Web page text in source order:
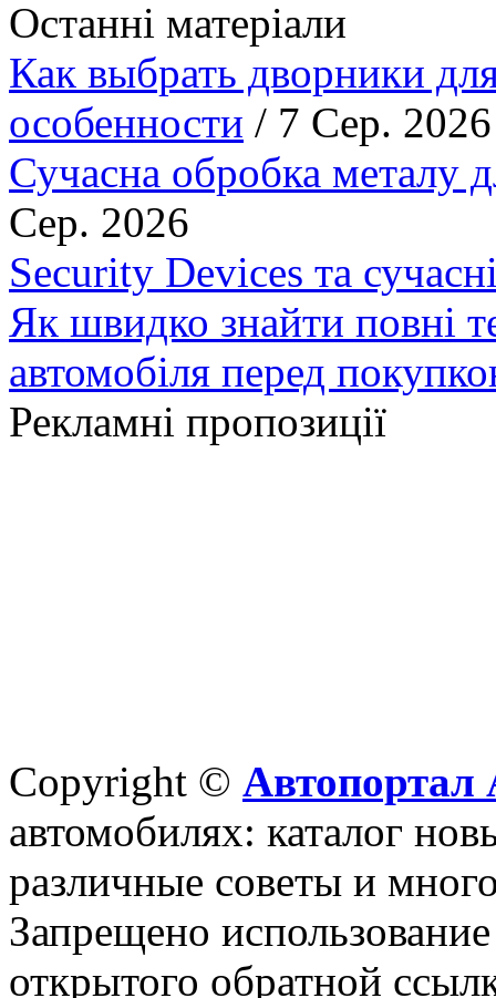
Останні матеріали
Как выбрать дворники
особенности / 7 Сер. 2026
Сучасна обробка металу
Сер. 2026
Security Devices та
Як швидко знайти повні
автомобіля перед
Рекламні пропозиції
Copyright © Автопортал
автомобилях: каталог
различные советы и
Запрещено
открытого обратной